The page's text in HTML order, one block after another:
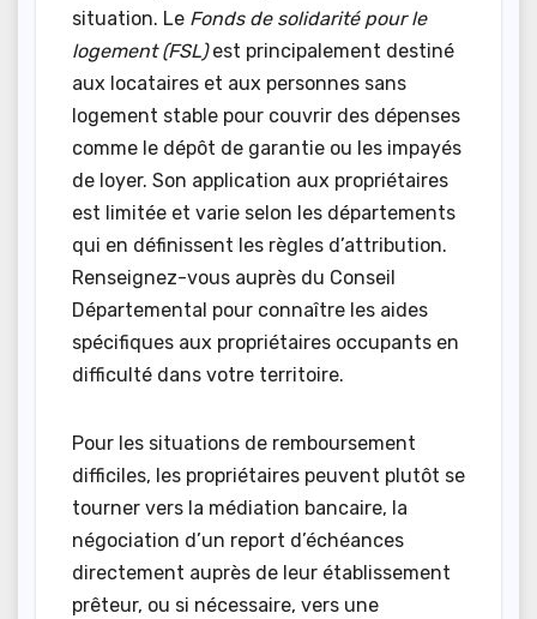
situation. Le Fonds de solidarité pour le
logement (FSL)est principalement destiné
aux locataires et aux personnes sans
logement stable pour couvrir des dépenses
comme le dépôt de garantie ou les impayés
de loyer. Son application aux propriétaires
est limitée et varie selon les départements
qui en définissent les règles d’attribution.
Renseignez-vous auprès du Conseil
Départemental pour connaître les aides
spécifiques aux propriétaires occupants en
difficulté dans votre territoire.
Pour les situations de remboursement
difficiles, les propriétaires peuvent plutôt se
tourner vers la médiation bancaire, la
négociation d’un report d’échéances
directement auprès de leur établissement
prêteur, ou si nécessaire, vers une